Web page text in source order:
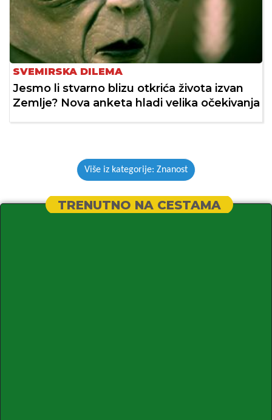
SVEMIRSKA DILEMA
Jesmo li stvarno blizu otkrića života izvan
Zemlje? Nova anketa hladi velika očekivanja
Više iz kategorije: Znanost
TRENUTNO NA CESTAMA